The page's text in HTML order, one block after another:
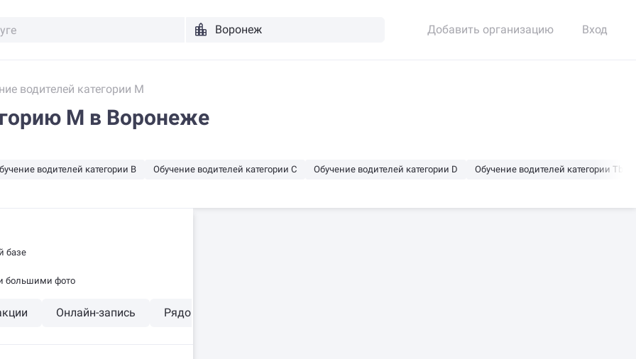
Добавить организацию Вход
водителей категории M
M в Воронеже
водителей категории В Обучение водителей категории C Обучение водителей категории D Обучение водителей категории Tb
базе
большими фото
Онлайн-запись Рядом со мной